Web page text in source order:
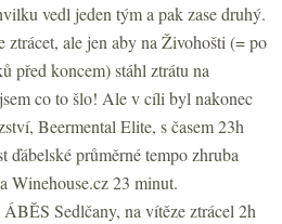
vedl jeden tým a pak zase druhý.
ale jen aby na Živohošti (= po
před koncem) stáhl ztrátu na
co to šlo! Ale v cíli byl nakonec
Beermental Elite, s časem 23h
ďábelské průměrné tempo zhruba
Winehouse.cz 23 minut.
Sedlčany, na vítěze ztrácel 2h